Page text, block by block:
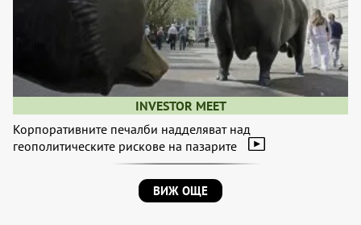
INVESTOR MEET
Корпоративните печалби надделяват над
геополитическите рискове на пазарите
ВИЖ ОЩЕ